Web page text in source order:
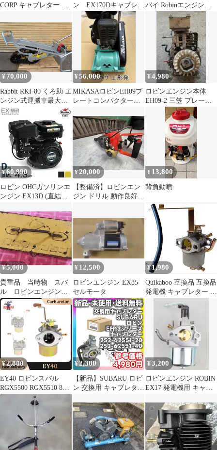
CORP キャブレター 本
ン EX170Dキャブレタ
ー 純正品
バイ Robinエンジン
¥ 70,000
Rabbit RKI-80 くろ助 エ
ンジン式運搬車最大積
載量80キロ 走行確認
¥56,000
MIKASAロビンEH09プ
レートコンパクター
可能
¥4,980
ロビンエンジン本体
EH09-2 三笠 プレート
用【状態:圧縮なし】
¥60,990
ロビン OHCガソリンエ
ンジン EX13D (直結型
ク・イエロー [空冷4サ
イクル 汎用型エンジン
Robin 旧スバルEH13後
継機種]
¥20,000
【整備済】ロビンエン
ジン ドリル 動作良好！
¥ 13,800
背負動噴
¥5,000
貴重品 当時物 スバ
ル ロビンエンジン
工具箱 ツールボック
ス
¥ 12,500
ロビンエンジン EX35
セルモータ
¥1,980
Quikaboo 互換品 互換品
発電機 キャブレター ロ
スバルロビン robin エ
ンジン EF7H EY08 小
型農機用
¥2,800
EY40 ロビンスバル
RGX5500 RGX5510 8HP
11HP 12HP 224-62336-
00対応 ガスエンジン発
電機用キャブレター
¥2,380
【新品】SUBARU ロビ
ン 交換用 キャブレター
¥3,200
ロビンエンジン ROBIN
EX17 発電機用 キャブ